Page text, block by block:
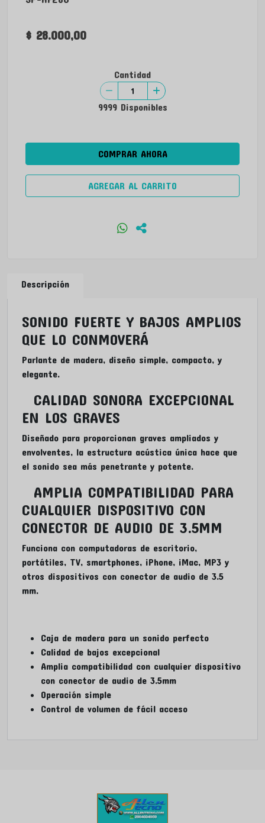
$ 28.000,00
Cantidad
9999 Disponibles
COMPRAR AHORA
AGREGAR AL CARRITO
Descripción
SONIDO FUERTE Y BAJOS AMPLIOS
QUE LO CONMOVERÁ
Parlante de madera, diseño simple, compacto, y
elegante.
CALIDAD SONORA EXCEPCIONAL
EN LOS GRAVES
Diseñado para proporcionan graves ampliados y
envolventes, la estructura acústica única hace que
el sonido sea más penetrante y potente.
AMPLIA COMPATIBILIDAD PARA
CUALQUIER DISPOSITIVO CON
CONECTOR DE AUDIO DE 3.5MM
Funciona con computadoras de escritorio,
portátiles, TV, smartphones, iPhone, iMac, MP3 y
otros dispositivos con conector de audio de 3.5
mm.
Caja de madera para un sonido perfecto
Calidad de bajos excepcional
Amplia compatibilidad con cualquier dispositivo
con conector de audio de 3.5mm
Operación simple
Control de volumen de fácil acceso